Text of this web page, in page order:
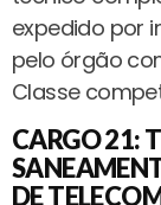
expedido por
pelo órgão
Classe
CARGO 21:
DE